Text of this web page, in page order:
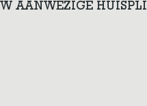
AANWEZIGE